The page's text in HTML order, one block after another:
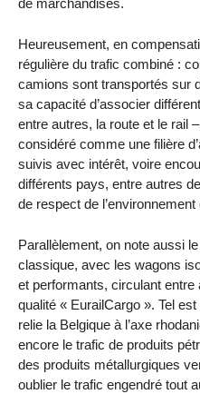
de marchandises.
Heureusement, en
régulière du trafic combiné :
camions sont transportés sur
sa capacité d’associer
entre autres, la route et le rail
considéré comme une filière
suivis avec intérêt, voire
différents pays, entre autres
de respect de
Parallèlement, on note aussi
classique, avec les wagons
et performants, circulant
qualité « EurailCargo ». Tel
relie la Belgique à l’axe
encore le trafic de produits
des produits métallurgiques
oublier le trafic engendré tout